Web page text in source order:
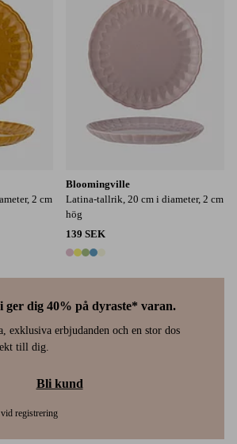
2 cm
Bloomingville
Latina-tallrik, 20 cm i diameter, 2 cm
hög
139 SEK
5 färger
ger dig 40% på dyraste* varan.
exklusiva erbjudanden och en stor dos
till dig.
Bli kund
registrering